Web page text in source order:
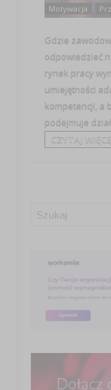
Motywacja
Gdzie
odpowiedzieć
rynek pracy
umiejętności
kompetencji, a
podejmuje
CZYTAJ